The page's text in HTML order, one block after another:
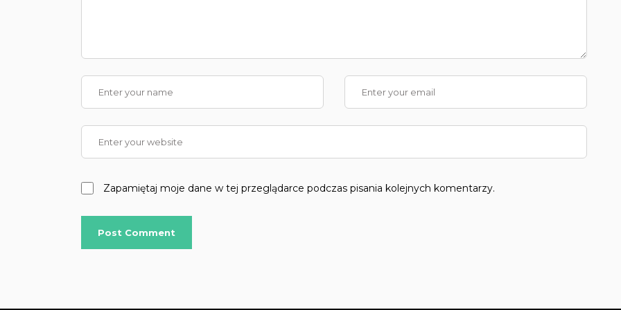
Zapamiętaj moje dane w tej przeglądarce podczas pisania kolejnych komentarzy.